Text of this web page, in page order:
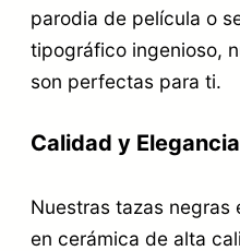
parodia de película o
tipográfico ingenioso,
son perfectas para ti.
Calidad y
Nuestras tazas
en cerámica de alta